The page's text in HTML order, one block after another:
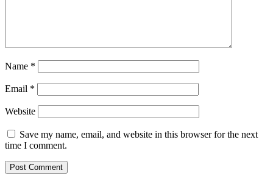
Name *
Email *
Website
Save my name, email, and website in this browser for the next
time I comment.